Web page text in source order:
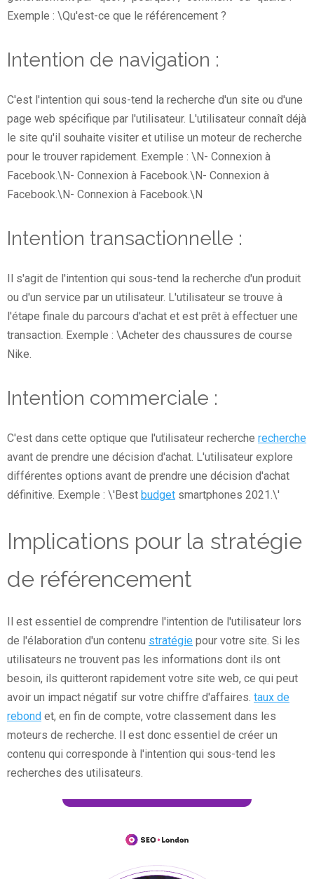
Exemple : \Qu'est-ce que le référencement ?
Intention de navigation :
C'est l'intention qui sous-tend la recherche d'un site ou d'une
page web spécifique par l'utilisateur. L'utilisateur connaît déjà
le site qu'il souhaite visiter et utilise un moteur de recherche
pour le trouver rapidement. Exemple : \N- Connexion à
Facebook.\N- Connexion à Facebook.\N- Connexion à
Facebook.\N- Connexion à Facebook.\N
Intention transactionnelle :
Il s'agit de l'intention qui sous-tend la recherche d'un produit
ou d'un service par un utilisateur. L'utilisateur se trouve à
l'étape finale du parcours d'achat et est prêt à effectuer une
transaction. Exemple : \Acheter des chaussures de course
Nike.
Intention commerciale :
C'est dans cette optique que l'utilisateur recherche recherche
avant de prendre une décision d'achat. L'utilisateur explore
différentes options avant de prendre une décision d'achat
définitive. Exemple : \'Best budget smartphones 2021.\'
Implications pour la stratégie
de référencement
Il est essentiel de comprendre l'intention de l'utilisateur lors
de l'élaboration d'un contenu stratégie pour votre site. Si les
utilisateurs ne trouvent pas les informations dont ils ont
besoin, ils quitteront rapidement votre site web, ce qui peut
avoir un impact négatif sur votre chiffre d'affaires. taux de
rebond et, en fin de compte, votre classement dans les
moteurs de recherche. Il est donc essentiel de créer un
contenu qui corresponde à l'intention qui sous-tend les
recherches des utilisateurs.